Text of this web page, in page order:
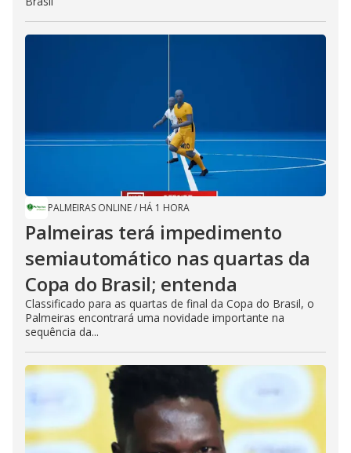
PALMEIRAS ONLINE/ HÁ 1 HORA
Palmeiras terá impedimento
semiautomático nas quartas da
Copa do Brasil; entenda
Classificado para as quartas de final da Copa do Brasil, o
Palmeiras encontrará uma novidade importante na
sequência da...